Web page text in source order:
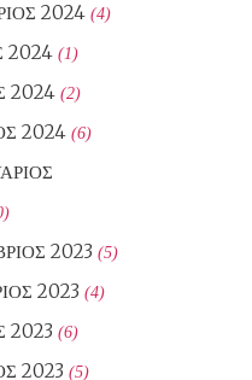
2024 (4)
2024 (1)
2024 (2)
2024 (6)
2023 (5)
2023 (4)
2023 (6)
2023 (5)